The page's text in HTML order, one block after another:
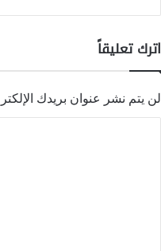
اترك تعليقاً
لن يتم نشر عنوان بريدك